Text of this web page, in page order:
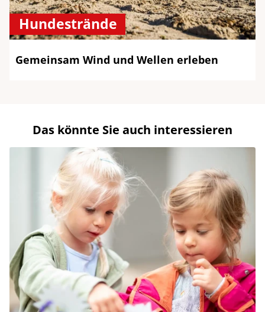
Hundestrände
Gemeinsam Wind und Wellen erleben
Das könnte Sie auch interessieren